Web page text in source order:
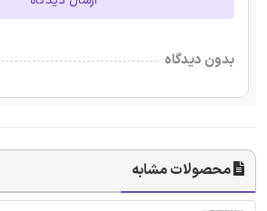
بدون دیدگاه
محصولات مشابه